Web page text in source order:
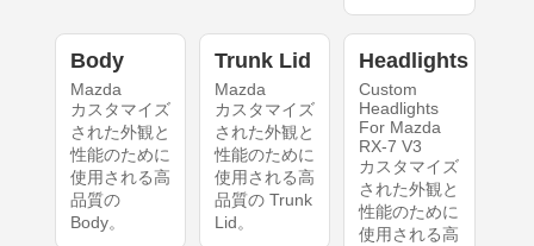
Body
Mazda
カスタマイズ
された外観と
性能のために
使用される高
品質の
Body。
Trunk Lid
Mazda
カスタマイズ
された外観と
性能のために
使用される高
品質の Trunk
Lid。
Headlights
Custom
Headlights
For Mazda
RX-7 V3
カスタマイズ
された外観と
性能のために
使用される高